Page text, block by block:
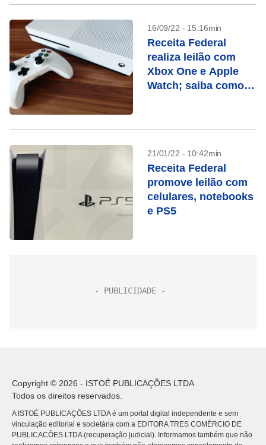
16/09/22 - 15:16min
Receita Federal
realiza leilão com
Xbox One e Apple
Watch; saiba como
21/01/22 - 10:42min
Receita Federal
promove leilão com
celulares, notebooks
e PS5
Copyright © 2026 - ISTOÉ PUBLICAÇÕES LTDA
Todos os direitos reservados.
A ISTOÉ PUBLICAÇÕES LTDA é um portal digital independente e sem
vinculação editorial e societária com a EDITORA TRES COMÉRCIO DE
PUBLICACÕES LTDA (recuperação judicial). Informamos também que não